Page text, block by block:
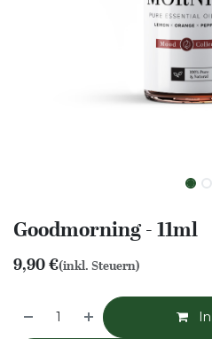
Goodmorning - 11ml
9,90€(inkl. Steuern)